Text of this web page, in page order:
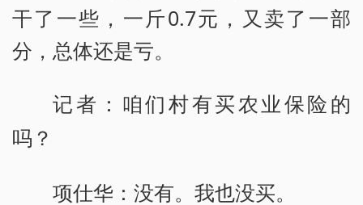
干了一些，一斤0.7元，又卖了一部
分，总体还是亏。
记者：咱们村有买农业保险的
吗？
项仕华：没有。我也没买。